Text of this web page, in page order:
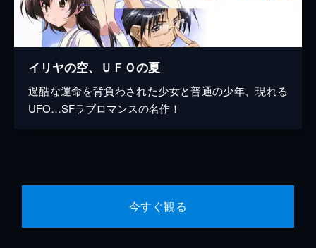
イリヤの空、ＵＦＯの夏
過酷な運命を背負わされた少女と普通の少年、現れる
UFO…SFラブロマンスの名作！
今すぐ観る